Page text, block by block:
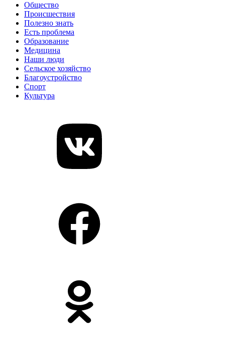
Общество
Происшествия
Полезно знать
Есть проблема
Образование
Медицина
Наши люди
Сельское хозяйство
Благоустройство
Спорт
Культура